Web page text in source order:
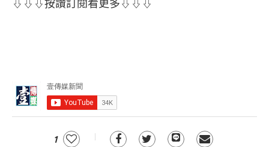
⇩⇩⇩按讚訂閱看更多⇩⇩⇩
1